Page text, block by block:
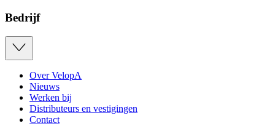
Bedrijf
Over VelopA
Nieuws
Werken bij
Distributeurs en vestigingen
Contact